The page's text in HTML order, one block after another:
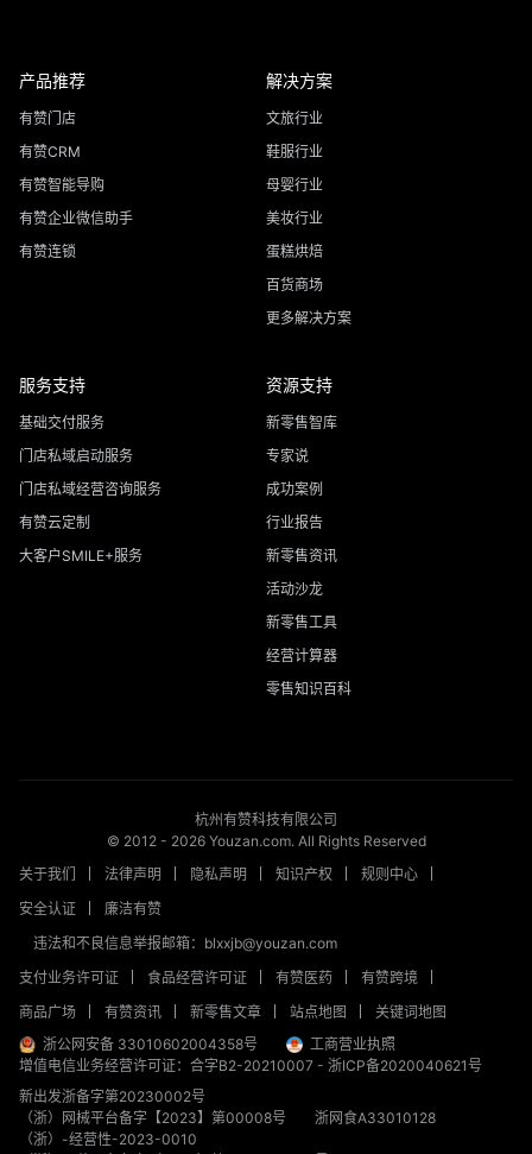
产品推荐
有赞门店
有赞CRM
有赞智能导购
有赞企业微信助手
有赞连锁
解决方案
文旅行业
鞋服行业
母婴行业
美妆行业
蛋糕烘焙
百货商场
更多解决方案
服务支持
基础交付服务
门店私域启动服务
门店私域经营咨询服务
有赞云定制
大客户SMILE+服务
资源支持
新零售智库
专家说
成功案例
行业报告
新零售资讯
活动沙龙
新零售工具
经营计算器
零售知识百科
杭州有赞科技有限公司
© 2012 - 2026Youzan.com. All Rights Reserved
关于我们
法律声明 隐私声明 知识产权
规则中心
安全认证
廉洁有赞
违法和不良信息举报邮箱：blxxjb@youzan.com
支付业务许可证
食品经营许可证 有赞医药
有赞跨境
商品广场
有赞资讯 新零售文章 站点地图
关键词地图
浙公网安备 33010602004358号
工商营业执照
增值电信业务经营许可证：合字B2-20210007 - 浙ICP备2020040621号
新出发浙备字第20230002号
（浙）网械平台备字【2023】第00008号
浙网食A33010128
（浙）-经营性-2023-0010